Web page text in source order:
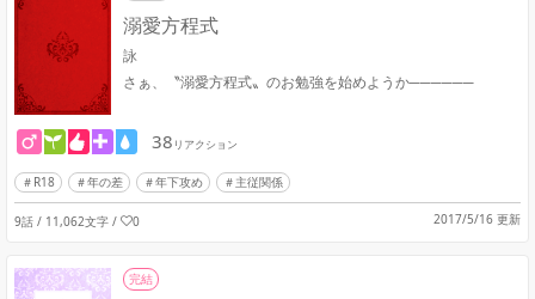
溺愛方程式
詠
さぁ、〝溺愛方程式〟のお勉強を始めようか──────
38 リアクション
R18 年の差 年下攻め 主従関係
9話 / 11,062文字 / 0 2017/5/16 更新
完結